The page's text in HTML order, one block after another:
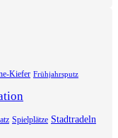
Kiefer Frühjahrsputz
Spielplätze Stadtradeln